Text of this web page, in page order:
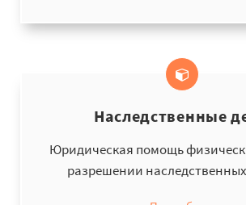
Наследственные
Юридическая помощь
разрешении